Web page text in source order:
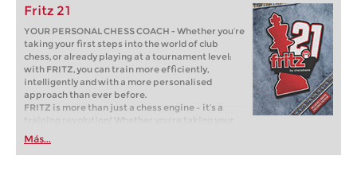
Fritz 21
YOUR PERSONAL CHESS COACH - Whether you’re
taking your first steps into the world of club
chess, or already playing at a tournament level:
with FRITZ, you can train more efficiently,
intelligently and with a more personalised
approach than ever before.
FRITZ is more than just a chess engine – it’s a
training revolution! Whether you’re taking your
first steps into the world of club chess, or already
playing at a tournament level: with FRITZ, you can
train more efficiently, intelligently and with a
Más...